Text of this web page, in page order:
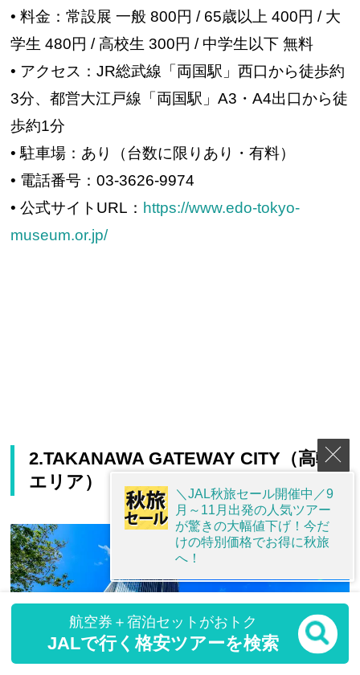
航空券＋宿泊セットがおトク
JALで行く格安ツアーを検索
• 料金：常設展 一般 800円 / 65歳以上 400円 / 大
学生 480円 / 高校生 300円 / 中学生以下 無料
• アクセス：JR総武線「両国駅」西口から徒歩約
3分、都営大江戸線「両国駅」A3・A4出口から徒
歩約1分
• 駐車場：あり（台数に限りあり・有料）
• 電話番号：03-3626-9974
• 公式サイトURL： https://www.edo-tokyo-
museum.or.jp/
2.TAKANAWA GATEWAY CITY（高輪
エリア）
＼JAL秋旅セール開催中／9
月～11月出発の人気ツアー
が驚きの大幅値下げ！今だ
けの特別価格でお得に秋旅
へ！